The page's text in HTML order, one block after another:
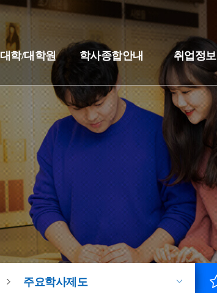
대학/대학원 학사종합안내 취업정보
주요학사제도